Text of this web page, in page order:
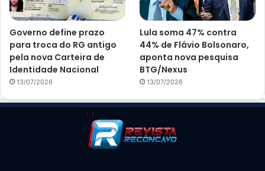
Governo define prazo
para troca do RG antigo
pela nova Carteira de
Identidade Nacional
13/07/2026
Lula soma 47% contra
44% de Flávio Bolsonaro,
aponta nova pesquisa
BTG/Nexus
13/07/2026